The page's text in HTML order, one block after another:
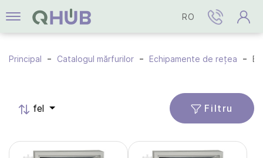
RO
Principal Catalogul mărfurilor Echipamente de rețea
fel Filtru